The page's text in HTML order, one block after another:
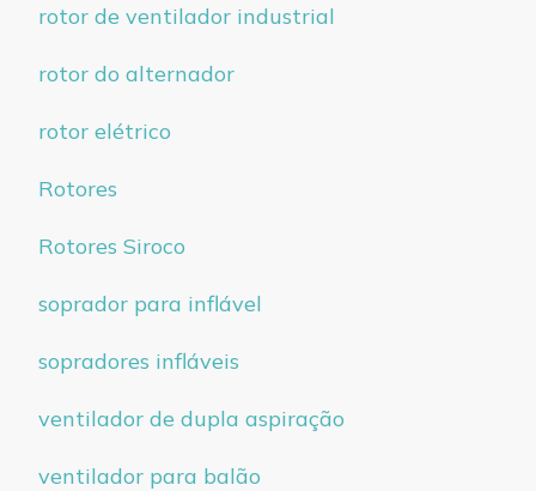
rotor de ventilador industrial
rotor do alternador
rotor elétrico
Rotores
Rotores Siroco
soprador para inflável
sopradores infláveis
ventilador de dupla aspiração
ventilador para balão